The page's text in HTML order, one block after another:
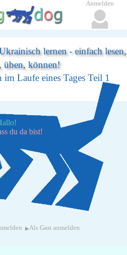
lernen - einfach lesen,
üben, können!
im Laufe eines Tages Teil 1
du da bist!
▸Als Gast anmelden
Anmelden